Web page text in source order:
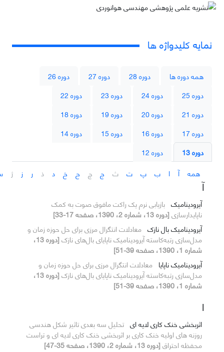
نمایه کلیدواژه ها
همه دوره ها دوره 28 دوره 27
دوره 26
دوره 25
دوره 24 دوره 23
دوره 22
دوره 21
دوره 20 دوره 19
دوره 18
دوره 17
دوره 16 دوره 15
دوره 14
دوره 13
دوره 12
همه
آ ا ب پ ت ث ج چ ح خ د ذ ر ز ژ
آ
آیرودینامیک بازیابی نرم یک راکت مافوق صوت به کمک
ناپایدارسازی [دوره 13، شماره 2، 1390، صفحه 17-33]
آیرودینامیک بال نازک معادلات انتگرال مرزی برای حل حوزه زمان و
مدل‌سازی رتبه‌کاسته آیرودینامیک ناپایای بال‌های نازک
[دوره 13،
شماره 1، 1390، صفحه 39-51]
آیرودینامیک ناپایا معادلات انتگرال مرزی برای حل حوزه زمان و
مدل‌سازی رتبه‌کاسته آیرودینامیک ناپایای بال‌های نازک
[دوره 13،
شماره 1، 1390، صفحه 39-51]
ا
اثربخشی خنک کاری لایه ای تحلیل سه بعدی تاثیر شکل هندسی
روزنه های اولیه خنک کاری بر اثربخشی خنک کاری لایه ای و تراست
محفظه احتراق [دوره 13، شماره 2، 1390، صفحه 35-47]